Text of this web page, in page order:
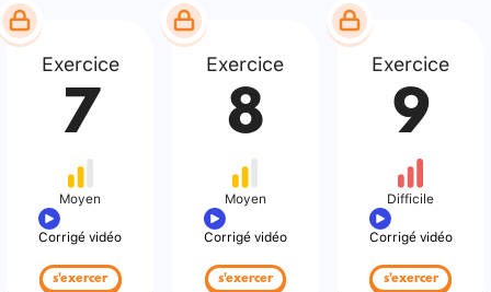
Exercice
7
Moyen
Corrigé vidéo
s'exercer
Exercice
8
Moyen
Corrigé vidéo
s'exercer
Exercice
9
Difficile
Corrigé vidéo
s'exercer